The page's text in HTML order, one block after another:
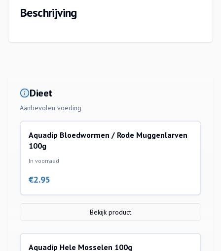
Beschrijving
Dieet
Aanbevolen voeding
Aquadip Bloedwormen / Rode Muggenlarven
100g
In voorraad
€2.95
Bekijk product
Aquadip Hele Mosselen 100g